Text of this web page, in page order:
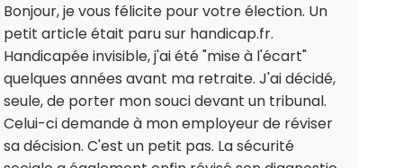
Bonjour, je vous félicite pour votre élection. Un
petit article était paru sur handicap.fr.
Handicapée invisible, j'ai été "mise à l'écart"
quelques années avant ma retraite. J'ai décidé,
seule, de porter mon souci devant un tribunal.
Celui-ci demande à mon employeur de réviser
sa décision. C'est un petit pas. La sécurité